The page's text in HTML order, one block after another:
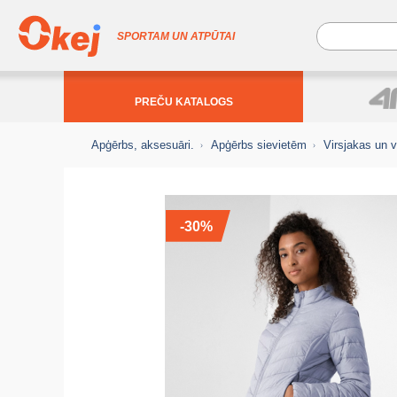
SPORTAM UN ATPŪTAI
PREČU KATALOGS
Apģērbs, aksesuāri. Apģērbs sievietēm Virsjakas un
-30%